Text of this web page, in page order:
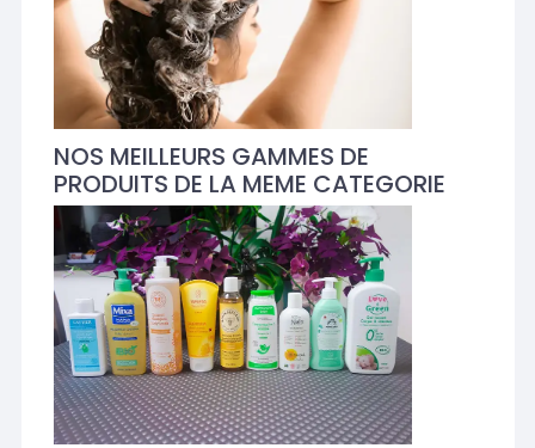
NOS MEILLEURS GAMMES DE
PRODUITS DE LA MEME CATEGORIE